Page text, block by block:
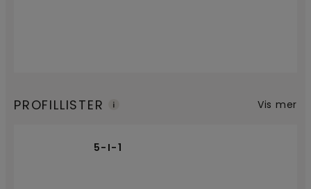
PROFILLISTER
5-I-1
Vis mer